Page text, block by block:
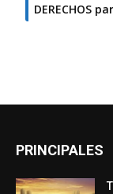
DERECHOS
PRINCIPALES